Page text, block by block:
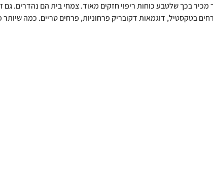
מכיר בכך שלטבע כוחות ריפוי חזקים מאוד. צמחי בית הם נהדרים. גם
בטקסטיל, דוגמאות דקובריק פרחוניות, פרחים טריים. כמה שיותר